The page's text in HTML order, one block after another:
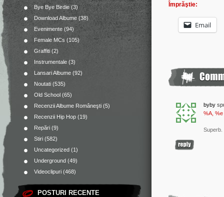
Bye Bye Birdie(3)
Download Albume (38)
Evenimente (94)
Female MCs (105)
Graffiti (2)
Instrumentale (3)
Lansari Albume (92)
Noutati (535)
Old School (65)
Recenzii Albume Româneşti (5)
Recenzii Hip Hop (19)
Repări (9)
Stiri (582)
Uncategorized (1)
Underground (49)
Videoclipuri (468)
POSTURI RECENTE
Împrăştie:
Email
byby
%A,
Superb.